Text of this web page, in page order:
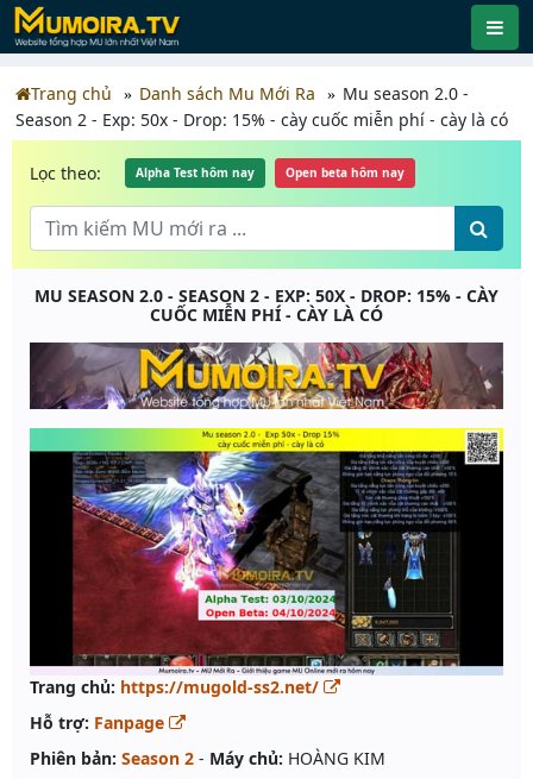
Trang chủ Danh sách Mu Mới Ra
Mu season 2.0 -
Season 2 - Exp: 50x - Drop: 15% - cày cuốc miễn phí - cày là có
Lọc theo: Alpha Test hôm nay Open beta hôm nay
MU SEASON 2.0 - SEASON 2 - EXP: 50X - DROP: 15% - CÀY
CUỐC MIỄN PHÍ - CÀY LÀ CÓ
Trang chủ: https://mugold-ss2.net/
Hỗ trợ: Fanpage
Phiên bản: Season 2 - Máy chủ: HOÀNG KIM